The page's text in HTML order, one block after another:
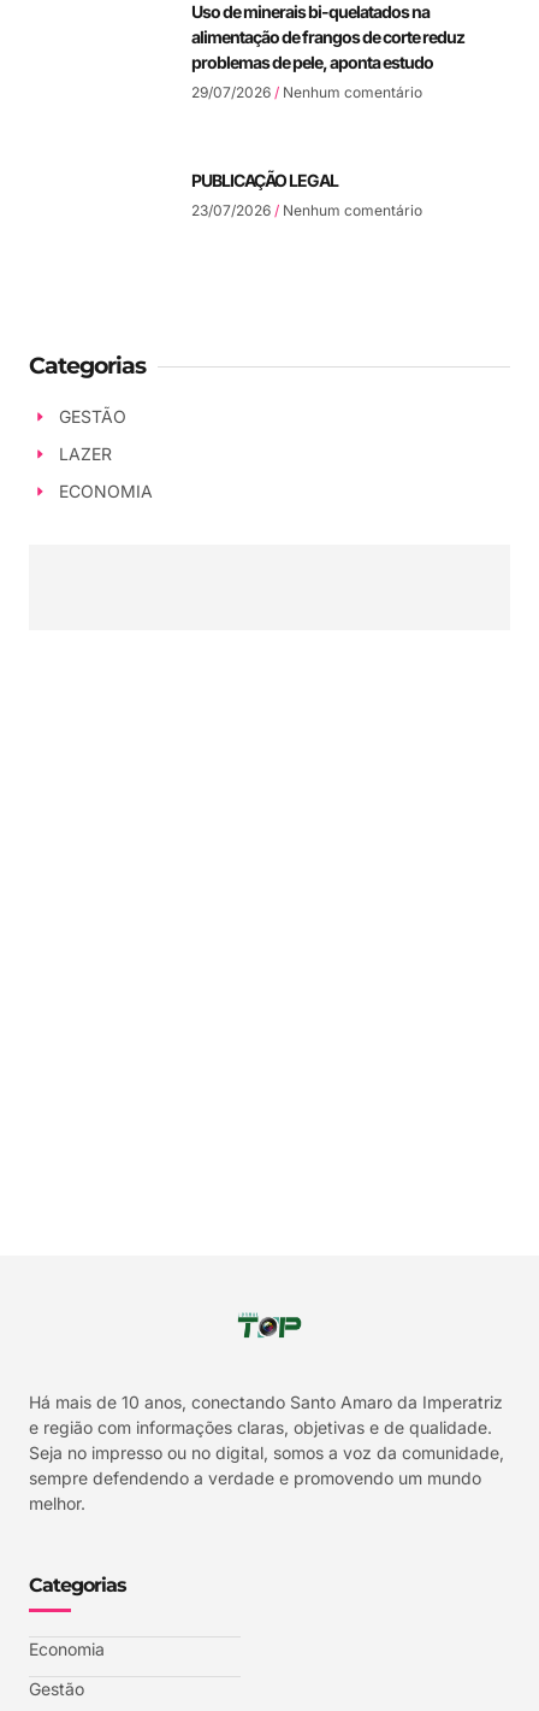
Uso de minerais bi-quelatados na
alimentação de frangos de corte reduz
problemas de pele, aponta estudo
29/07/2026 Nenhum comentário
PUBLICAÇÃO LEGAL
23/07/2026 Nenhum comentário
Categorias
GESTÃO
LAZER
ECONOMIA
Há mais de 10 anos, conectando Santo Amaro da Imperatriz
e região com informações claras, objetivas e de qualidade.
Seja no impresso ou no digital, somos a voz da comunidade,
sempre defendendo a verdade e promovendo um mundo
melhor.
Categorias
Economia
Gestão